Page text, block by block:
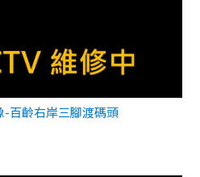
-百齡右岸三腳渡碼頭